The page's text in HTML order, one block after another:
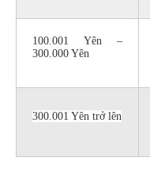
100.001 Yên –
300.000 Yên
300.001 Yên trở lên